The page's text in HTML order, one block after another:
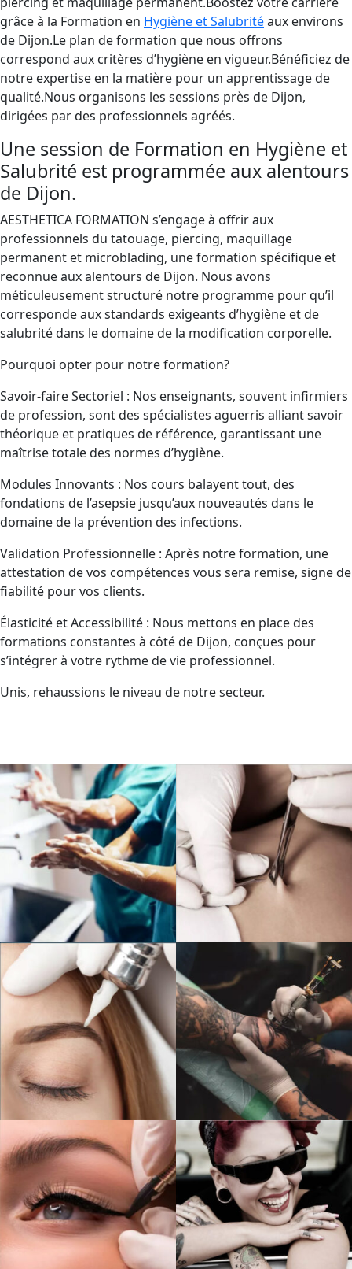
grâce à la Formation en Hygiène et Salubritéaux environs
de Dijon.Le plan de formation que nous offrons
correspond aux critères d’hygiène en vigueur.Bénéficiez de
notre expertise en la matière pour un apprentissage de
qualité.Nous organisons les sessions près de Dijon,
dirigées par des professionnels agréés.
Une session de Formation en Hygiène et
Salubrité est programmée aux alentours
de Dijon.
AESTHETICA FORMATION s’engage à offrir aux
professionnels du tatouage, piercing, maquillage
permanent et microblading, une formation spécifique et
reconnue aux alentours de Dijon. Nous avons
méticuleusement structuré notre programme pour qu’il
corresponde aux standards exigeants d’hygiène et de
salubrité dans le domaine de la modification corporelle.
Pourquoi opter pour notre formation?
Savoir-faire Sectoriel : Nos enseignants, souvent infirmiers
de profession, sont des spécialistes aguerris alliant savoir
théorique et pratiques de référence, garantissant une
maîtrise totale des normes d’hygiène.
Modules Innovants : Nos cours balayent tout, des
fondations de l’asepsie jusqu’aux nouveautés dans le
domaine de la prévention des infections.
Validation Professionnelle : Après notre formation, une
attestation de vos compétences vous sera remise, signe de
fiabilité pour vos clients.
Élasticité et Accessibilité : Nous mettons en place des
formations constantes à côté de Dijon, conçues pour
s’intégrer à votre rythme de vie professionnel.
Unis, rehaussions le niveau de notre secteur.